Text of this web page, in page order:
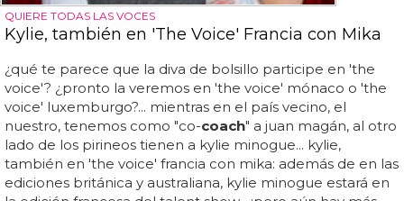
QUIERE TODAS LAS VOCES
Kylie, también en 'The Voice' Francia con Mika
¿qué te parece que la diva de bolsillo participe en 'the
voice'? ¿pronto la veremos en 'the voice' mónaco o 'the
voice' luxemburgo?... mientras en el país vecino, el
nuestro, tenemos como "co-coach" a juan magán, al otro
lado de los pirineos tienen a kylie minogue... kylie,
también en 'the voice' francia con mika: además de en las
ediciones británica y australiana, kylie minogue estará en